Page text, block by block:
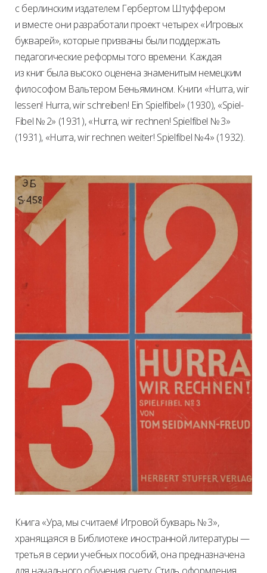
с берлинским издателем Гербертом Штуффером
и вместе они разработали проект четырех «Игровых
букварей», которые призваны были поддержать
педагогические реформы того времени. Каждая
из книг была высоко оценена знаменитым немецким
философом Вальтером Беньямином. Книги «Hurra, wir
lessen! Hurra, wir schreiben! Ein Spielfibel» (1930), «Spiel-
Fibel № 2» (1931), «Hurra, wir rechnen! Spielfibel № 3»
(1931), «Hurra, wir rechnen weiter! Spielfibel № 4» (1932).
Книга «Ура, мы считаем! Игровой букварь № 3»,
хранящаяся в Библиотеке иностранной литературы —
третья в серии учебных пособий, она предназначена